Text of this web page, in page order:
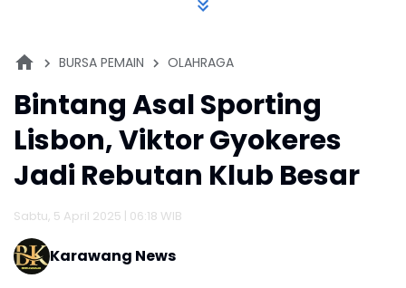
BURSA PEMAIN OLAHRAGA
Bintang Asal Sporting
Lisbon, Viktor Gyokeres
Jadi Rebutan Klub Besar
Sabtu, 5 April 2025 | 06:18 WIB
Karawang News